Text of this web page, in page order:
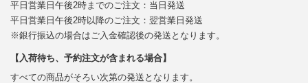
平日営業日午後2時までのご注文：当日発送
平日営業日午後2時以降のご注文：翌営業日発送
※銀行振込の場合はご入金確認後の発送となります。
【入荷待ち、予約注文が含まれる場合】
すべての商品がそろい次第の発送となります。